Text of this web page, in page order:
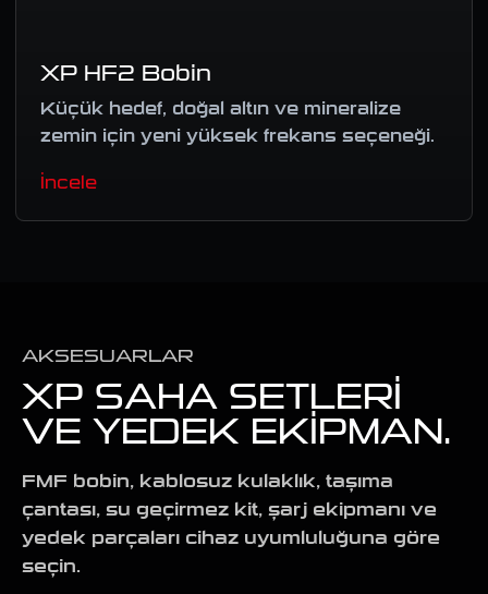
XP HF2 Bobin
Küçük hedef, doğal altın ve mineralize
zemin için yeni yüksek frekans seçeneği.
İncele
AKSESUARLAR
XP SAHA SETLERI
VE YEDEK EKIPMAN.
FMF bobin, kablosuz kulaklık, taşıma
çantası, su geçirmez kit, şarj ekipmanı ve
yedek parçaları cihaz uyumluluğuna göre
seçin.